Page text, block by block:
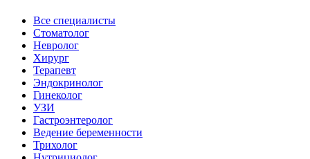
Все специалисты
Стоматолог
Невролог
Хирург
Терапевт
Эндокринолог
Гинеколог
УЗИ
Гастроэнтеролог
Ведение беременности
Трихолог